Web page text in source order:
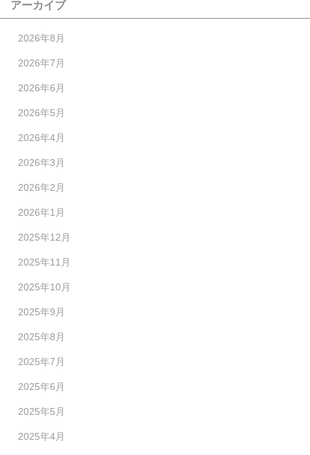
アーカイブ
2026年8月
2026年7月
2026年6月
2026年5月
2026年4月
2026年3月
2026年2月
2026年1月
2025年12月
2025年11月
2025年10月
2025年9月
2025年8月
2025年7月
2025年6月
2025年5月
2025年4月